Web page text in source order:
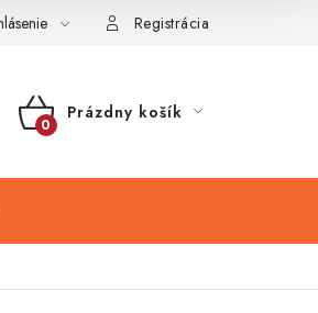
Registrácia
NÁKUPNÝ
Prázdny košík